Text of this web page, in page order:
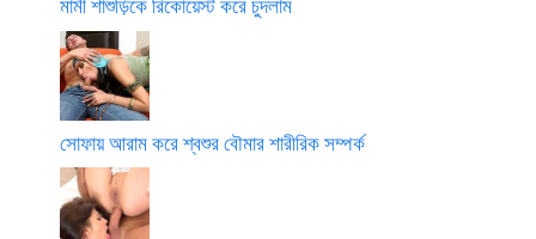
সোফায় আরাম করে শ্বশুর বৌমার শারীরিক সম্পর্ক